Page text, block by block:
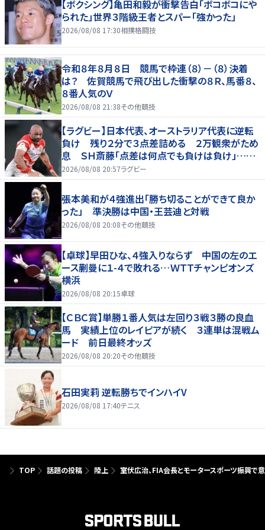
【ボクシング】亀田和毅が衝撃告白「ボコボコにや
られた」世界３階級王者とスパー「強かった」
2026/08/08 17:30相撲格闘技
令和８年８月８日 競馬で枠連（８）－（８）決着
は？ 佐賀競馬で飛び出した衝撃の８Ｒ、馬番８、
８番人気のＶ
2026/08/08 21:38その他競技
【ラグビー】日本代表、オーストラリア代表に逆転
負け 残り２分で３点差詰める ２万観衆がため
息 ＳＨ斎藤「点差は何点でも負けは負け」…前
半にＳＯ伊藤龍が先制トライ、３２ー３５で惜敗
2026/08/08 20:57ラグビー
張本美和が４強進出「勝ち切ることができて良か
った」 準決勝は中国・王芸迪と対戦
2026/08/08 20:08その他競技
【卓球】早田ひな、４強入りならず 中国の左のエ
ース蒯曼に１-４で敗れる…ＷＴＴチャンピオンズ
横浜
2026/08/08 20:15卓球
【ＣＢＣ賞】単勝１番人気は左回り３戦３勝の良血
馬 実績上位のレイピアが続く ３連単は混戦ム
ード 前日最終オッズ
2026/08/08 20:20その他競技
石田実莉 逆転勝ちでインハイV
2026/08/08 17:40テニス
TOP 話題の投稿 陸上 室伏広治、FIA会長とモータースポーツ振興で